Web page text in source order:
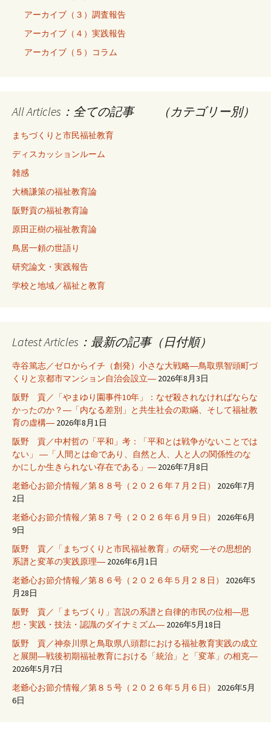
アーカイブ（３）調査報告
アーカイブ（４）実践報告
アーカイブ（５）コラム
All Articles：全ての記事 （カテゴリー別）
まちづくりと市民福祉教育
ディスカッションルーム
雑感
大橋謙策の福祉教育論
阪野貢の福祉教育論
原田正樹の福祉教育論
鳥居一頼の世語り
研究論文・実践報告
学校と地域／福祉と教育
Latest Articles：最新の記事（日付順）
寺谷篤志／ゼロからイチ（創発）小さな大戦略―鳥取県智頭町づ
くりと京都市マンション自治会設立― 2026年8月3日
阪野 貢／「やまゆり園事件10年」：なぜ殺されなければならな
かったのか？―「内なる差別」と共生社会の欺瞞、そして福祉教
育の虚構― 2026年8月1日
阪野 貢／中村哲の「平和」考：「平和とは戦争がないことでは
ない」 ―「人間とは命であり、自然と人、人と人の関係性のな
かにしか生きられない存在である」― 2026年7月8日
老爺心お節介情報／第８８号（２０２６年７月２日）
2026年7月
2日
老爺心お節介情報／第８７号（２０２６年６月９日）
2026年6月
9日
阪野 貢／「まちづくりと市民福祉教育」の研究 ―その思想的
系譜と変革の実践原理― 2026年6月1日
老爺心お節介情報／第８６号（２０２６年５月２８日）
2026年5
月28日
阪野 貢／「まちづくり」言説の系譜と自律的市民の位相―思
想・実践・技法・認識のダイナミズム― 2026年5月18日
阪野 貢／神奈川県と鳥取県八頭郡における福祉教育実践の成立
と展開―戦後初期福祉教育における「統治」と「変革」の相克―
2026年5月7日
老爺心お節介情報／第８５号（２０２６年５月６日）
2026年5月
6日